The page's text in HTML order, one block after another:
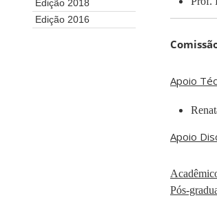
Edição 2018
Edição 2016
Apoio
Apoio
Pós-